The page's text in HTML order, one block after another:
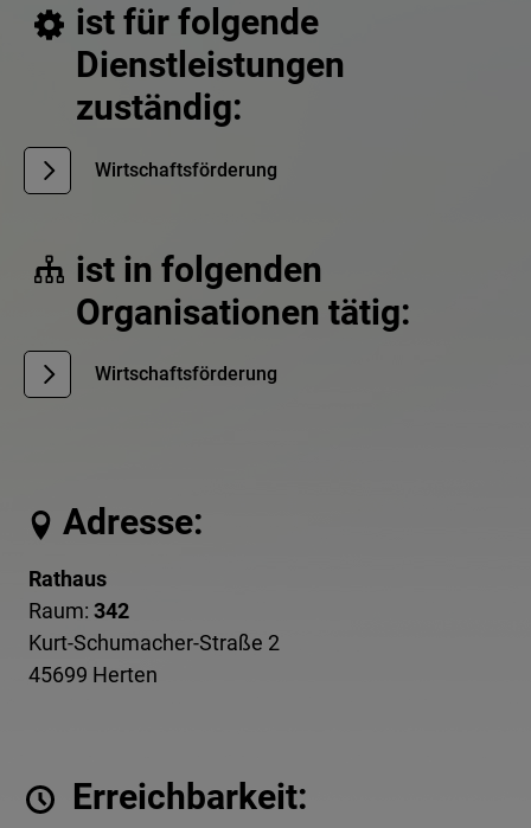
ist für folgende
Dienstleistungen
zuständig:
Wirtschaftsförderung
ist in folgenden
Organisationen tätig:
Wirtschaftsförderung
Adresse:
Rathaus
Raum: 342
Kurt-Schumacher-Straße 2
45699 Herten
Erreichbarkeit: